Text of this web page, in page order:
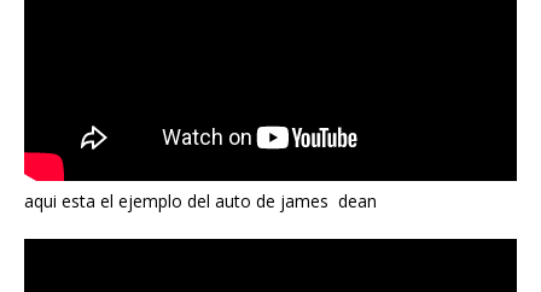
aqui esta el ejemplo del auto de james dean